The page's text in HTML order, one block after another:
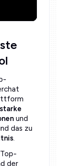
und
das zu
.
der